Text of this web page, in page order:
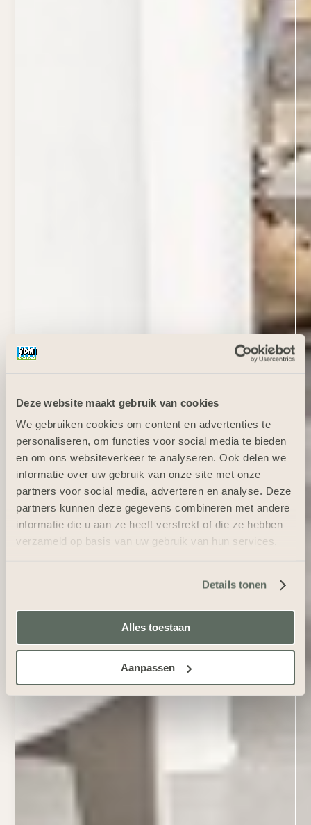
Deze website maakt gebruik van cookies
We gebruiken cookies om content en advertenties te
personaliseren, om functies voor social media te bieden
en om ons websiteverkeer te analyseren. Ook delen we
informatie over uw gebruik van onze site met onze
partners voor social media, adverteren en analyse. Deze
partners kunnen deze gegevens combineren met andere
informatie die u aan ze heeft verstrekt of die ze hebben
verzameld op basis van uw gebruik van hun services.
Details tonen
Alles toestaan
Aanpassen